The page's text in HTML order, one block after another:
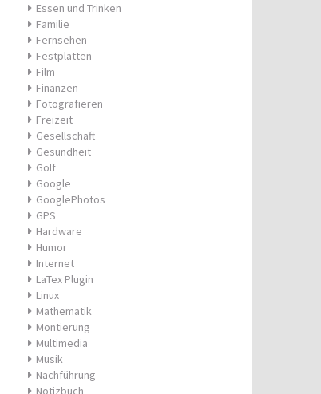
Essen und Trinken
Familie
Fernsehen
Festplatten
Film
Finanzen
Fotografieren
Freizeit
Gesellschaft
Gesundheit
Golf
Google
GooglePhotos
GPS
Hardware
Humor
Internet
LaTex Plugin
Linux
Mathematik
Montierung
Multimedia
Musik
Nachführung
Notizbuch